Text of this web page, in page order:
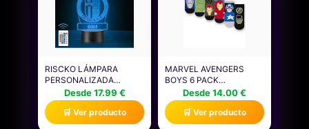
RISCKO LÁMPARA
PERSONALIZADA
EQUIPOS FÚTBOL.
REGALOS ORIGINALES
CUMPLEAÑOS
INFANTILES.REGALOS
Desde 17.99 €
🛒 Ver producto
MARVEL AVENGERS
BOYS 6 PACK
CALCETINES |
CALCETINES DE
PERSONAJES
ATLÉTICOS
Desde 14.00 €
🛒 Ver producto